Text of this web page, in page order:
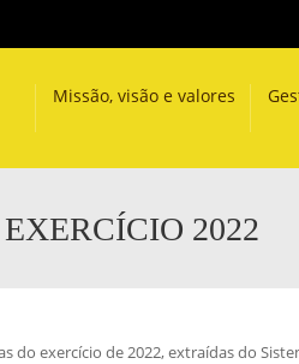
Missão, visão e valores
2022
do exercício de 2022, extraídas do